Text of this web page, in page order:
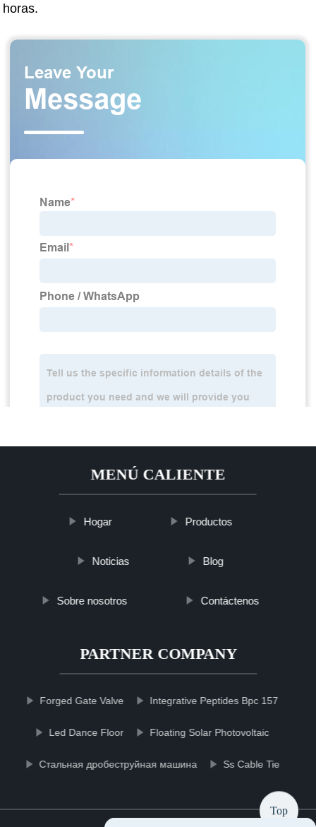
horas.
MENÚ CALIENTE
Hogar Productos
Noticias Blog
Sobre nosotros Contáctenos
PARTNER COMPANY
Forged Gate Valve Integrative Peptides Bpc 157
Led Dance Floor Floating Solar Photovoltaic
Стальная дробеструйная машина Ss Cable Tie
Top